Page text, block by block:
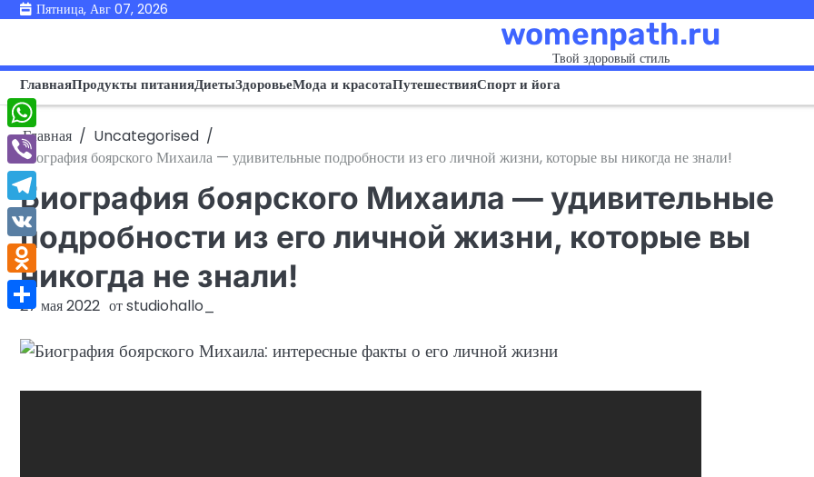
ПерейтиПятница, Авг 07, 2026
womenpath.ru
Твой здоровый стиль
ГлавнаяПродукты питанияДиетыЗдоровьеМода и красотаПутешествияСпорт и йога
Главная
Uncategorised
Биография боярского Михаила — удивительные подробности из его личной жизни, которые вы никогда не знали!
Биография боярского Михаила — удивительные
подробности из его личной жизни, которые вы
никогда не знали!
27 мая 2022 отstudiohallo_
WhatsApp
Viber
Telegram
VK
Odnoklassniki